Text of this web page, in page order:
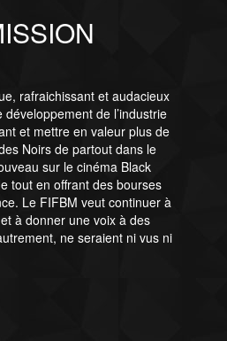
rafraichissant et audacieux
de l’industrie
et mettre en valeur plus de
Noirs de partout dans le
sur le cinéma Black
tout en offrant des bourses
Le FIFBM veut continuer à
à donner une voix à des
ne seraient ni vus ni